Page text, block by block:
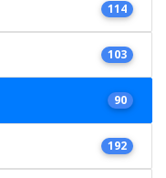
114
103
90
192